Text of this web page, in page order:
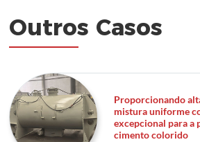
Outros Casos
Proporcionando
mistura uniforme
excepcional para a
cimento colorido